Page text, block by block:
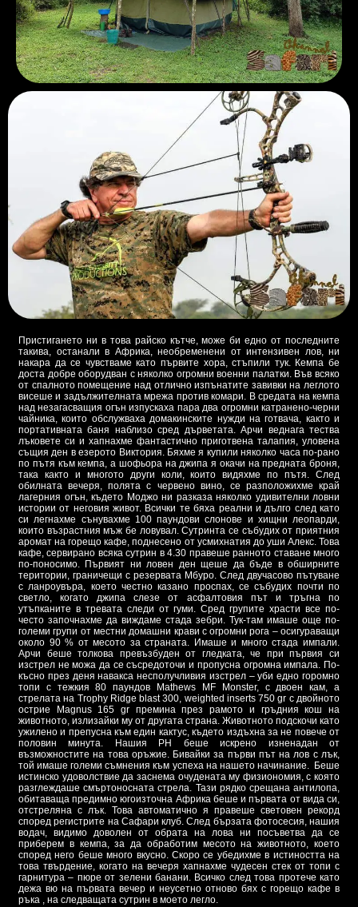
Пристигането ни в това райско кътче, може би едно от последните
такива, останали в Африка, необременени от интензивен лов, ни
накара да се чувстваме като първите хора, стъпили тук. Кемпа бе
доста добре оборудван с няколко огромни военни палатки. Във всяко
от спалното помещение над отлично изпънатите завивки на леглото
висеше и задължителната мрежа против комари. В средата на кемпа
над незагасващия огън изпускаха пара два огромни катранено-черни
чайника, които обслужваха домакинските нужди на готвача, както и
портативната баня наблизо сред дърветата. Арчи веднага тества
лъковете си и хапнахме фантастично приготвена талапия, уловена
същия ден в езерото Виктория. Бяхме я купили няколко часа по-рано
по пътя към кемпа, а шофьора на джипа я окачи на предната броня,
така както и многото други коли, които видяхме по пътя. След
обилната вечеря, полята с червено вино, се разположихме край
лагерния огън, където Моджо ни разказа няколко удивителни ловни
истории от неговия живот. Всички те бяха реални и дълго след като
си легнахме сънувахме 100 паундови слонове и хищни леопарди,
които възрастния мъж бе ловувал. Сутринта се събудих от приятния
аромат на горещо кафе, поднесено от усмихнатия до уши Алекс. Това
кафе, сервирано всяка сутрин в 4.30 правеше ранното ставане много
по-поносимо. Първият ни ловен ден щеше да бъде в обширните
територии, граничещи с резервата Мбуро. След двучасово пътуване
с ланроувъра, което честно казано проспах, се събудих почти по
светло, когато джипа слезе от асфалтовия път и тръгна по
утъпканите в тревата следи от гуми. Сред групите храсти все по-
често започнахме да виждаме стада зебри. Тук-там имаше още по-
големи групи от местни домашни крави с огромни рога – осигураващи
около 90 % от месото за страната. Имаше и много стада импали.
Арчи беше толкова превъзбуден от гледката, че при първия си
изстрел не можа да се съсредоточи и пропусна огромна импала. По-
късно през деня навакса несполучливия изстрел – уби едно горомно
топи с тежкия 80 паундов Mathews MF Monster, с двоен кам, а
стрелата на Trophy Ridge blast 300, weighted inserts 750 gr с двойното
острие Magnus 165 gr премина през рамото и гръдния кош на
животното, излизайки му от другата страна. Животното подскочи като
ужилено и препусна към един кактус, където издъхна за не повече от
половин минута. Нашия РН беше искрено изненадан от
възможностите на това оръжие. Бивайки за първи път на лов с лък,
той имаше големи съмнения към успеха на нашето начинание. Беше
истинско удоволствие да заснема очудената му физиономия, с която
разглеждаше смъртоносната стрела. Тази рядко срещана антилопа,
обитаваща предимно югоизточна Африка беше и първата от вида си,
отстреляна с лък. Това автоматично я правеше световен рекорд
според регистрите на Сафари клуб. След бързата фотосесия, нашия
водач, видимо доволен от обрата на лова ни посъветва да се
приберем в кемпа, за да обработим месото на животното, което
според него беше много вкусно. Скоро се убедихме в истиността на
това твърдение, когато на вечеря хапнахме чудесен стек от топи с
гарнитура – пюре от зелени банани. Всичко след това протече като
дежа вю на първата вечер и неусетно отново бях с горещо кафе в
ръка , на следващата сутрин в моето легло.